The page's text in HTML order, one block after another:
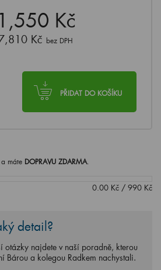
Kč
Kč bez DPH
PŘIDAT DO KOŠÍKU
a máte DOPRAVU ZDARMA.
0.00 Kč / 990 Kč
detail?
otázky najdete v naší poradně, kterou
Bárou a kolegou Radkem nachystali.